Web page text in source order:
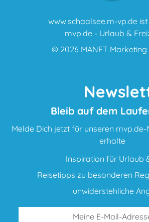
www.schaalsee.m-vp.de ist
mvp.de - Urlaub &
© 2026 MANET Marketing
Bleib auf dem
Melde Dich jetzt für unseren
erhalte
Inspiration für Urlaub
Reisetipps zu besonderen
unwiderstehliche